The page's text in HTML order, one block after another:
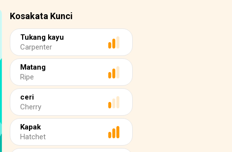
Kosakata Kunci
Tukang kayu
Carpenter
Matang
Ripe
ceri
Cherry
Kapak
Hatchet